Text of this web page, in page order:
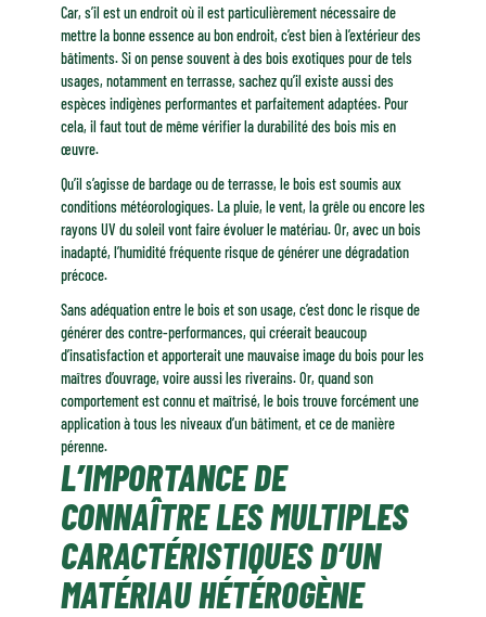
Car, s’il est un endroit où il est particulièrement nécessaire de
mettre la bonne essence au bon endroit, c’est bien à l’extérieur des
bâtiments. Si on pense souvent à des bois exotiques pour de tels
usages, notamment en terrasse, sachez qu’il existe aussi des
espèces indigènes performantes et parfaitement adaptées. Pour
cela, il faut tout de même vérifier la durabilité des bois mis en
œuvre.
Qu’il s’agisse de bardage ou de terrasse, le bois est soumis aux
conditions météorologiques. La pluie, le vent, la grêle ou encore les
rayons UV du soleil vont faire évoluer le matériau. Or, avec un bois
inadapté, l’humidité fréquente risque de générer une dégradation
précoce.
Sans adéquation entre le bois et son usage, c’est donc le risque de
générer des contre-performances, qui créerait beaucoup
d’insatisfaction et apporterait une mauvaise image du bois pour les
maîtres d’ouvrage, voire aussi les riverains. Or, quand son
comportement est connu et maîtrisé, le bois trouve forcément une
application à tous les niveaux d’un bâtiment, et ce de manière
pérenne.
L’IMPORTANCE DE
CONNAÎTRE LES MULTIPLES
CARACTÉRISTIQUES D’UN
MATÉRIAU HÉTÉROGÈNE